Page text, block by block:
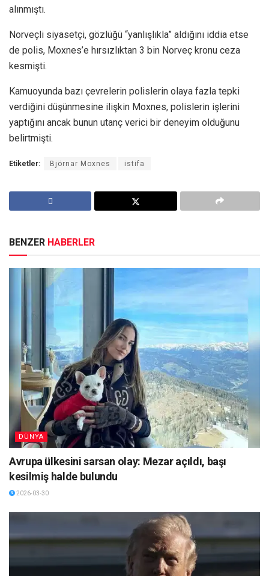
alınmıştı.
Norveçli siyasetçi, gözlüğü “yanlışlıkla” aldığını iddia etse
de polis, Moxnes’e hırsızlıktan 3 bin Norveç kronu ceza
kesmişti.
Kamuoyunda bazı çevrelerin polislerin olaya fazla tepki
verdiğini düşünmesine ilişkin Moxnes, polislerin işlerini
yaptığını ancak bunun utanç verici bir deneyim olduğunu
belirtmişti.
Etiketler: Björnar Moxnes istifa
BENZER HABERLER
DÜNYA
Avrupa ülkesini sarsan olay: Mezar açıldı, başı
kesilmiş halde bulundu
2026-03-30